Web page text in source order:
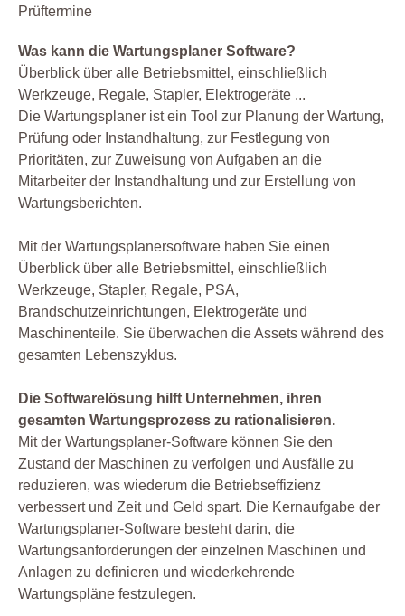
Prüftermine
Was kann die Wartungsplaner Software?
Überblick über alle Betriebsmittel, einschließlich
Werkzeuge, Regale, Stapler, Elektrogeräte ...
Die Wartungsplaner ist ein Tool zur Planung der Wartung,
Prüfung oder Instandhaltung, zur Festlegung von
Prioritäten, zur Zuweisung von Aufgaben an die
Mitarbeiter der Instandhaltung und zur Erstellung von
Wartungsberichten.
Mit der Wartungsplanersoftware haben Sie einen
Überblick über alle Betriebsmittel, einschließlich
Werkzeuge, Stapler, Regale, PSA,
Brandschutzeinrichtungen, Elektrogeräte und
Maschinenteile. Sie überwachen die Assets während des
gesamten Lebenszyklus.
Die Softwarelösung hilft Unternehmen, ihren
gesamten Wartungsprozess zu rationalisieren.
Mit der Wartungsplaner-Software können Sie den
Zustand der Maschinen zu verfolgen und Ausfälle zu
reduzieren, was wiederum die Betriebseffizienz
verbessert und Zeit und Geld spart. Die Kernaufgabe der
Wartungsplaner-Software besteht darin, die
Wartungsanforderungen der einzelnen Maschinen und
Anlagen zu definieren und wiederkehrende
Wartungspläne festzulegen.